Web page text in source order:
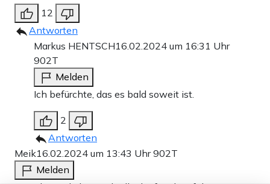
12
Antworten
Markus HENTSCH16.02.2024 um 16:31 Uhr
902T
Melden
Ich befürchte, das es bald soweit ist.
2
Antworten
Meik16.02.2024 um 13:43 Uhr902T
Melden